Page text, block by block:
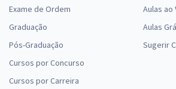
Economize R$ 119,98 (-
Comprar
Prefeitura de Bela Vista de Goiás - GO -
Exame de Ordem
Graduação
Pós-Graduação
Cursos por Concurso
Cursos por Carreira
Aulas ao
Aulas
Sugerir